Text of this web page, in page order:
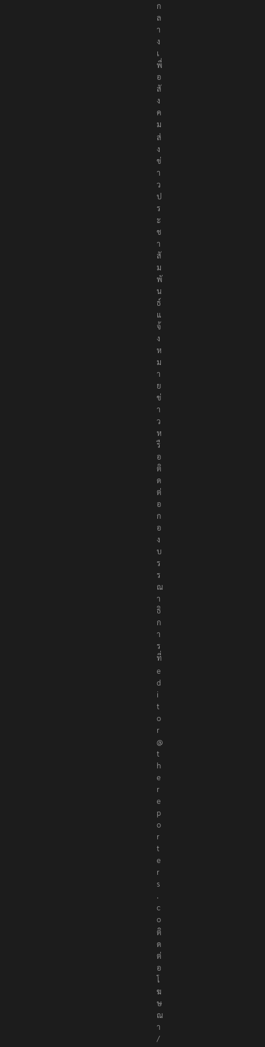
ก
ล
า
ง
เ
พื่
อ
สั
ง
ค
ม
ส่
ง
ข่
า
ว
ป
ร
ะ
ช
า
สั
ม
พั
น
ธ์
แ
จ้
ง
ห
ม
า
ย
ข่
า
ว
ห
รื
อ
ติ
ด
ต่
อ
ก
อ
ง
บ
ร
ร
ณ
า
ธิ
ก
า
ร
ที่
e
d
i
t
o
r
@
t
h
e
r
e
p
o
r
t
e
r
s
.
c
o
ติ
ด
ต่
อ
โ
ฆ
ษ
ณ
า
/